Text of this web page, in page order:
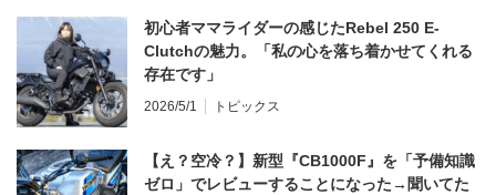
初心者ママライダーの感じたRebel 250 E-
Clutchの魅力。「私の心を落ち着かせてくれる
存在です」
2026/5/1 トピックス
【え？空冷？】新型『CB1000F』を「予備知識
ゼロ」でレビューすることになった→聞いてた